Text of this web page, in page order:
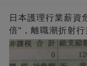
日本護理行業薪資
倍"，離職潮折射